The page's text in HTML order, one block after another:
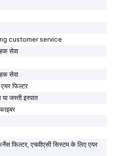
customer service
सेवा
सेवा
फिल्टर
या जस्ती इस्पात
फिल्टर, एचवीएसी सिस्टम के लिए एयर